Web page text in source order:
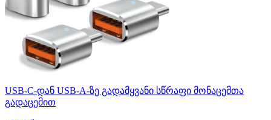
USB-C-დან USB-A-ზე გადამყვანი სწრაფი მონაცემთა
გადაცემით